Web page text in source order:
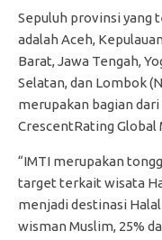
Sepuluh provinsi yang
adalah Aceh,
Barat, Jawa Tengah,
Selatan, dan Lombok
merupakan bagian
CrescentRating Global
“IMTI merupakan
target terkait wisata
menjadi destinasi
wisman Muslim, 25%